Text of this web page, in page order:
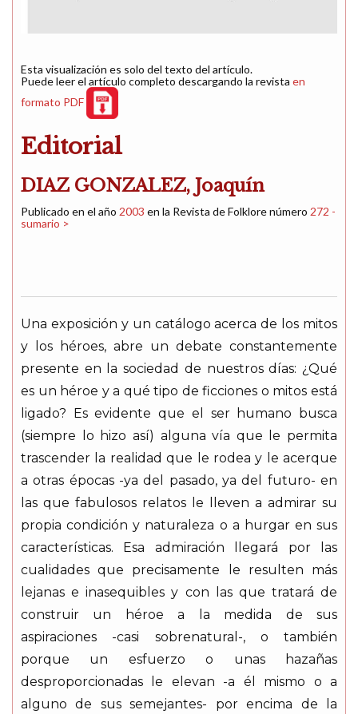
Esta visualización es solo del texto del artículo.
Puede leer el artículo completo descargando la revista en
formato PDF
Editorial
DIAZ GONZALEZ, Joaquín
Publicado en el año 2003 en la Revista de Folklore número 272 -
sumario >
Una exposición y un catálogo acerca de los mitos
y los héroes, abre un debate constantemente
presente en la sociedad de nuestros días: ¿Qué
es un héroe y a qué tipo de ficciones o mitos está
ligado? Es evidente que el ser humano busca
(siempre lo hizo así) alguna vía que le permita
trascender la realidad que le rodea y le acerque
a otras épocas -ya del pasado, ya del futuro- en
las que fabulosos relatos le lleven a admirar su
propia condición y naturaleza o a hurgar en sus
características. Esa admiración llegará por las
cualidades que precisamente le resulten más
lejanas e inasequibles y con las que tratará de
construir un héroe a la medida de sus
aspiraciones -casi sobrenatural-, o también
porque un esfuerzo o unas hazañas
desproporcionadas le elevan -a él mismo o a
alguno de sus semejantes- por encima de la